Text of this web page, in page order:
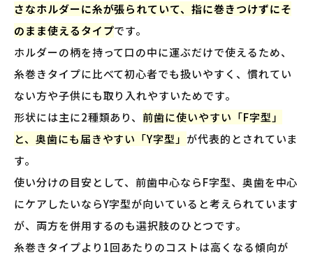
さなホルダーに糸が張られていて、指に巻きつけずにそ
のまま使えるタイプです。
ホルダーの柄を持って口の中に運ぶだけで使えるため、
糸巻きタイプに比べて初心者でも扱いやすく、慣れてい
ない方や子供にも取り入れやすいためです。
形状には主に2種類あり、 前歯に使いやすい「F字型」
と、奥歯にも届きやすい「Y字型」 が代表的とされていま
す。
使い分けの目安として、前歯中心ならF字型、奥歯を中心
にケアしたいならY字型が向いていると考えられています
が、両方を併用するのも選択肢のひとつです。
糸巻きタイプより1回あたりのコストは高くなる傾向が